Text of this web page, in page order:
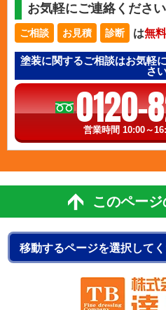
お気軽にご連絡ください
ご相談 お見積 診断 は無料
塗装に関するご相談はお気軽
さ
0120-
営業時間 10:00～
このペー